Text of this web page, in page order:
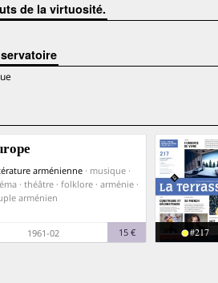
de la virtuosité.
arménienne · musique ·
· théâtre · folklore · arménie ·
arménien
1961-02 15 € #217